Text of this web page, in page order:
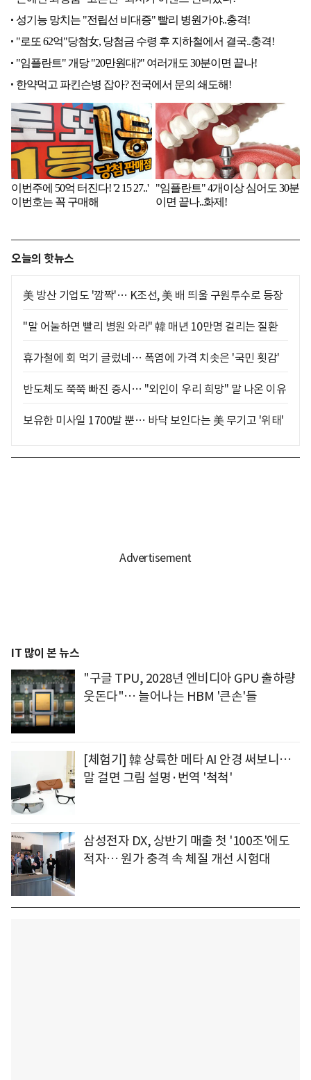
오늘의 핫뉴스
美 방산 기업도 '깜짝'… K조선, 美 배 띄울 구원투수로 등장
"말 어눌하면 빨리 병원 와라" 韓 매년 10만명 걸리는 질환
휴가철에 회 먹기 글렀네… 폭염에 가격 치솟은 '국민 횟감'
반도체도 쭉쭉 빠진 증시… "외인이 우리 희망" 말 나온 이유
보유한 미사일 1700발 뿐… 바닥 보인다는 美 무기고 '위태'
IT 많이 본 뉴스
"구글 TPU, 2028년 엔비디아 GPU 출하량
웃돈다"… 늘어나는 HBM '큰손'들
[체험기] 韓 상륙한 메타 AI 안경 써보니…
말 걸면 그림 설명·번역 '척척'
삼성전자 DX, 상반기 매출 첫 '100조'에도
적자… 원가 충격 속 체질 개선 시험대